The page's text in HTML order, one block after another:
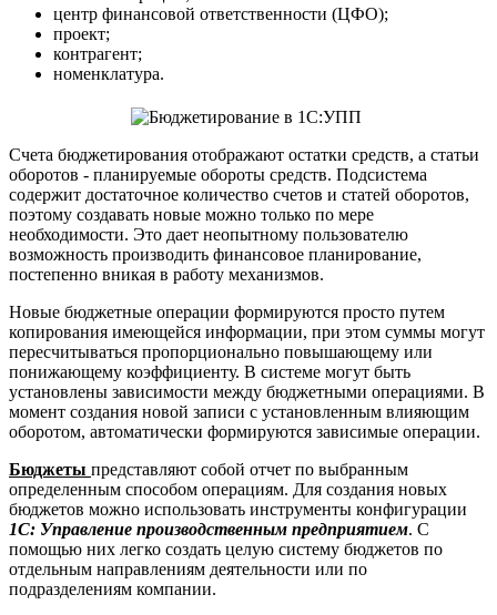
центр финансовой ответственности (ЦФО);
проект;
контрагент;
номенклатура.
Счета бюджетирования отображают остатки средств, а статьи
оборотов - планируемые обороты средств. Подсистема
содержит достаточное количество счетов и статей оборотов,
поэтому создавать новые можно только по мере
необходимости. Это дает неопытному пользователю
возможность производить финансовое планирование,
постепенно вникая в работу механизмов.
Новые бюджетные операции формируются просто путем
копирования имеющейся информации, при этом суммы могут
пересчитываться пропорционально повышающему или
понижающему коэффициенту. В системе могут быть
установлены зависимости между бюджетными операциями. В
момент создания новой записи с установленным влияющим
оборотом, автоматически формируются зависимые операции.
Бюджеты представляют собой отчет по выбранным
определенным способом операциям. Для создания новых
бюджетов можно использовать инструменты конфигурации
1С: Управление производственным предприятием. С
помощью них легко создать целую систему бюджетов по
отдельным направлениям деятельности или по
подразделениям компании.